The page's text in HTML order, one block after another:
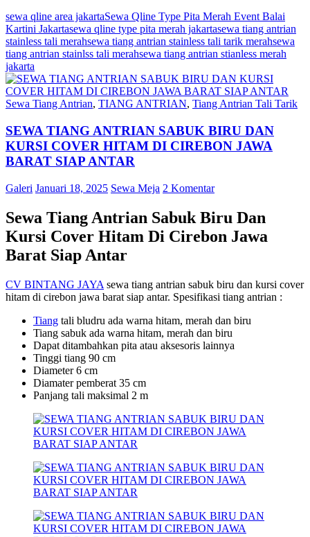
sewa qline area jakartaSewa Qline Type Pita Merah Event Balai
Kartini Jakartasewa qline type pita merah jakartasewa tiang antrian
stainless tali merahsewa tiang antrian stainless tali tarik merahsewa
tiang antrian stainlss tali merahsewa tiang antrian stianless merah
jakarta
Sewa Tiang Antrian, TIANG ANTRIAN, Tiang Antrian Tali Tarik
SEWA TIANG ANTRIAN SABUK BIRU DAN
KURSI COVER HITAM DI CIREBON JAWA
BARAT SIAP ANTAR
Galeri Januari 18, 2025 Sewa Meja 2 Komentar
Sewa Tiang Antrian Sabuk Biru Dan
Kursi Cover Hitam Di Cirebon Jawa
Barat Siap Antar
CV BINTANG JAYA sewa tiang antrian sabuk biru dan kursi cover
hitam di cirebon jawa barat siap antar. Spesifikasi tiang antrian :
Tiang tali bludru ada warna hitam, merah dan biru
Tiang sabuk ada warna hitam, merah dan biru
Dapat ditambahkan pita atau aksesoris lainnya
Tinggi tiang 90 cm
Diameter 6 cm
Diamater pemberat 35 cm
Panjang tali maksimal 2 m